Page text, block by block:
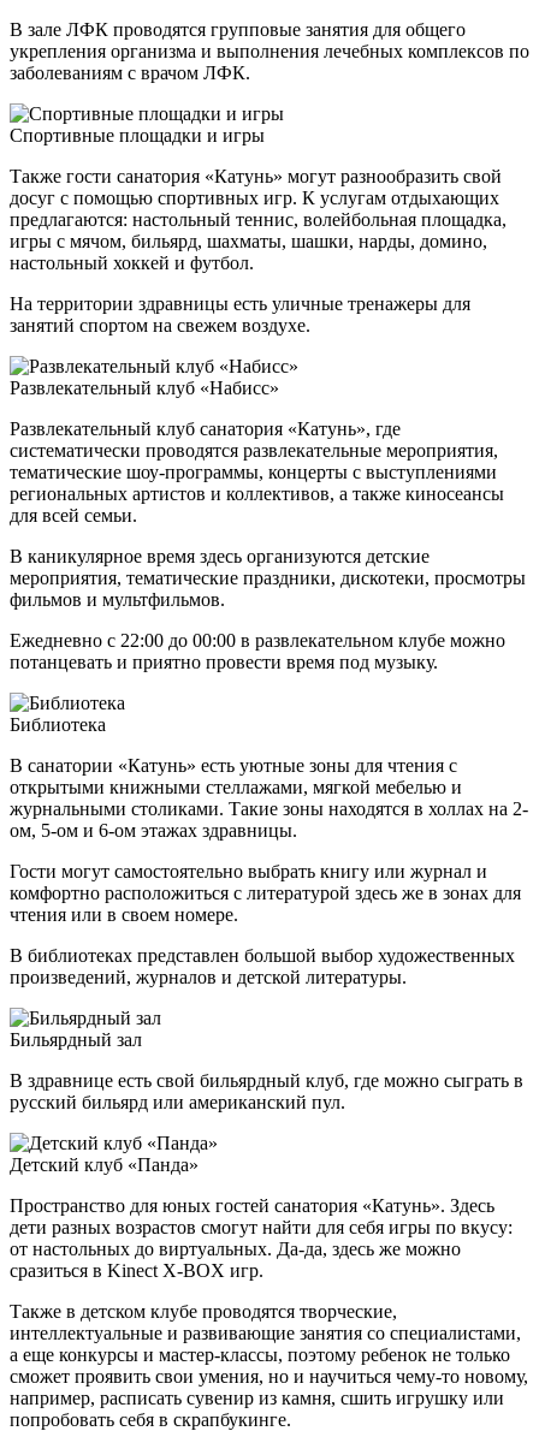
В зале ЛФК проводятся групповые занятия для общего
укрепления организма и выполнения лечебных комплексов по
заболеваниям с врачом ЛФК.
Спортивные площадки и игры
Также гости санатория «Катунь» могут разнообразить свой
досуг с помощью спортивных игр. К услугам отдыхающих
предлагаются: настольный теннис, волейбольная площадка,
игры с мячом, бильярд, шахматы, шашки, нарды, домино,
настольный хоккей и футбол.
На территории здравницы есть уличные тренажеры для
занятий спортом на свежем воздухе.
Развлекательный клуб «Набисс»
Развлекательный клуб санатория «Катунь», где
систематически проводятся развлекательные мероприятия,
тематические шоу-программы, концерты с выступлениями
региональных артистов и коллективов, а также киносеансы
для всей семьи.
В каникулярное время здесь организуются детские
мероприятия, тематические праздники, дискотеки, просмотры
фильмов и мультфильмов.
Ежедневно с 22:00 до 00:00 в развлекательном клубе можно
потанцевать и приятно провести время под музыку.
Библиотека
В санатории «Катунь» есть уютные зоны для чтения с
открытыми книжными стеллажами, мягкой мебелью и
журнальными столиками. Такие зоны находятся в холлах на 2-
ом, 5-ом и 6-ом этажах здравницы.
Гости могут самостоятельно выбрать книгу или журнал и
комфортно расположиться с литературой здесь же в зонах для
чтения или в своем номере.
В библиотеках представлен большой выбор художественных
произведений, журналов и детской литературы.
Бильярдный зал
В здравнице есть свой бильярдный клуб, где можно сыграть в
русский бильярд или американский пул.
Детский клуб «Панда»
Пространство для юных гостей санатория «Катунь». Здесь
дети разных возрастов смогут найти для себя игры по вкусу:
от настольных до виртуальных. Да-да, здесь же можно
сразиться в Kinect X-BOX игр.
Также в детском клубе проводятся творческие,
интеллектуальные и развивающие занятия со специалистами,
а еще конкурсы и мастер-классы, поэтому ребенок не только
сможет проявить свои умения, но и научиться чему-то новому,
например, расписать сувенир из камня, сшить игрушку или
попробовать себя в скрапбукинге.